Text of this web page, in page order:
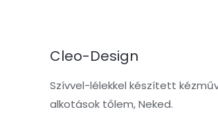
Cleo-Design
Szívvel-lélekkel készített
alkotások tőlem, Neked.